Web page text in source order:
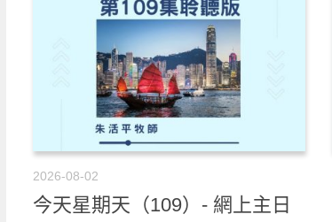
2026-08-02
今天星期天（109）- 網上主日